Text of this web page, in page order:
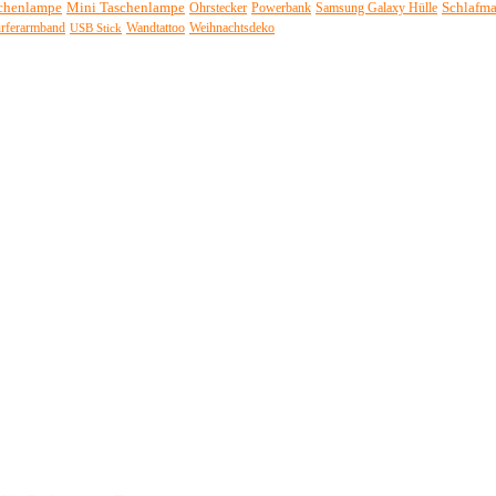
Mini Taschenlampe Ohrstecker Powerbank Samsung Galaxy Hülle
USB Stick Wandtattoo Weihnachtsdeko